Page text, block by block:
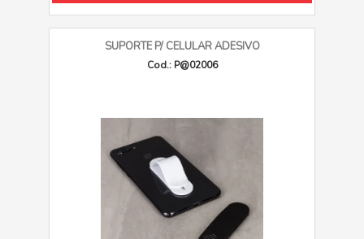
SUPORTE P/ CELULAR ADESIVO
Cod.: P@02006